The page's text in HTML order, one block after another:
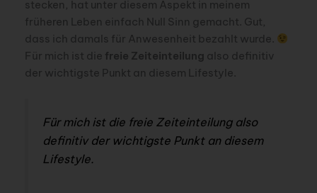
stecken, hat unter diesem Aspekt in meinem
früheren Leben einfach Null Sinn gemacht. Gut,
dass ich damals für Anwesenheit bezahlt wurde.
Für mich ist die freie Zeiteinteilung also definitiv
der wichtigste Punkt an diesem Lifestyle.
Für mich ist die freie Zeiteinteilung also
definitiv der wichtigste Punkt an diesem
Lifestyle.